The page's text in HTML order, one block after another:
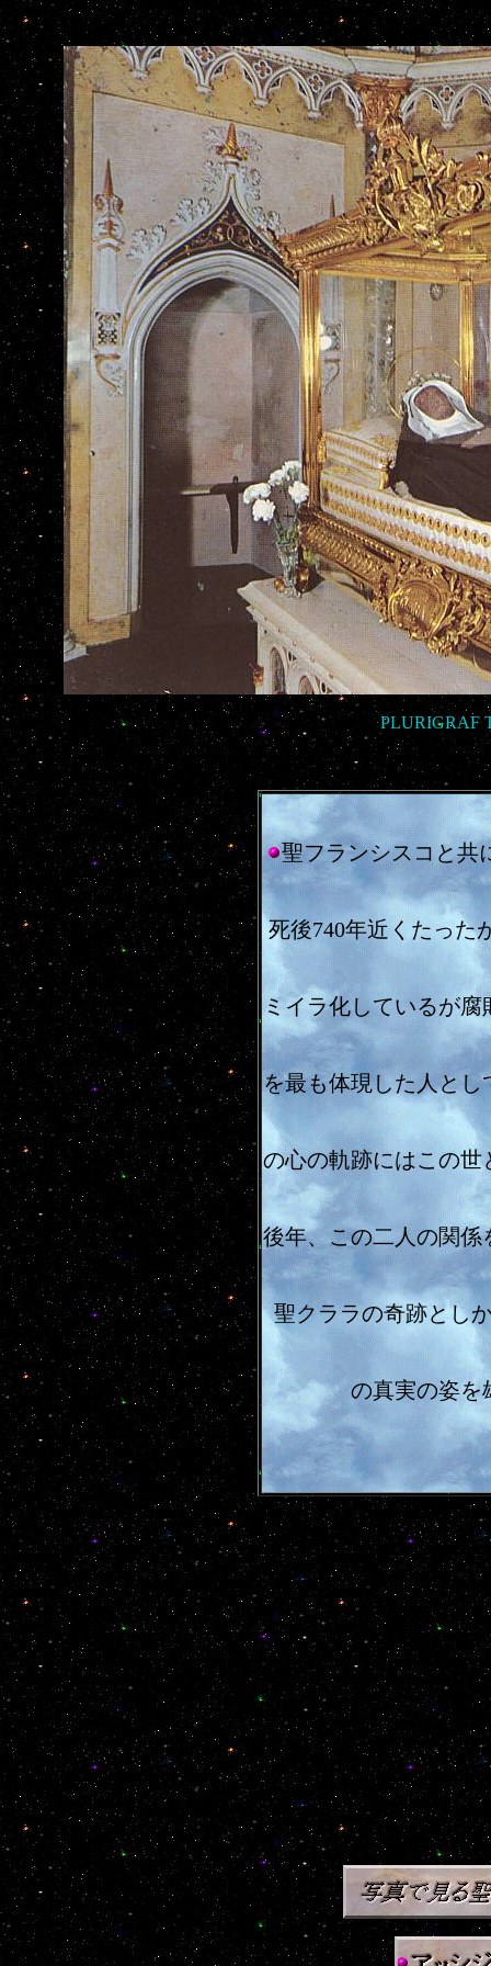
PLURIGRAF
聖フランシスコと共
死後740年近くたった
ミイラ化しているが
を最も体現した人と
の心の軌跡にはこの
後年、この二人の関
聖クララの奇跡とし
の真実の姿を